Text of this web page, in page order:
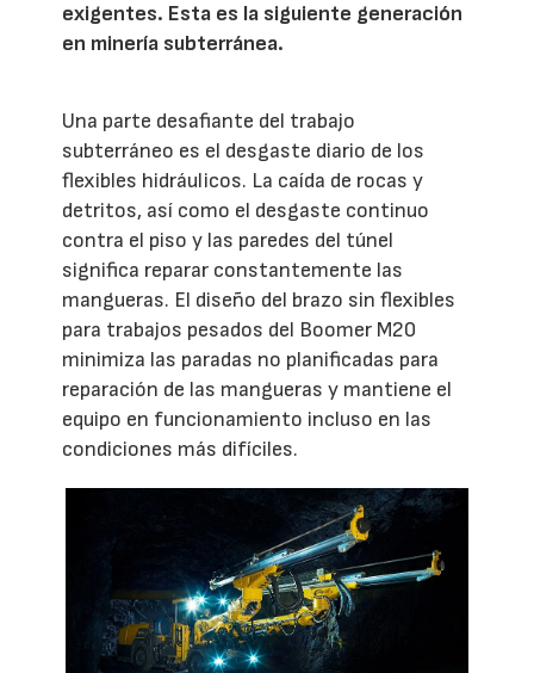
exigentes. Esta es la siguiente generación
en minería subterránea.
Una parte desafiante del trabajo
subterráneo es el desgaste diario de los
flexibles hidráulicos. La caída de rocas y
detritos, así como el desgaste continuo
contra el piso y las paredes del túnel
significa reparar constantemente las
mangueras. El diseño del brazo sin flexibles
para trabajos pesados del Boomer M20
minimiza las paradas no planificadas para
reparación de las mangueras y mantiene el
equipo en funcionamiento incluso en las
condiciones más difíciles.